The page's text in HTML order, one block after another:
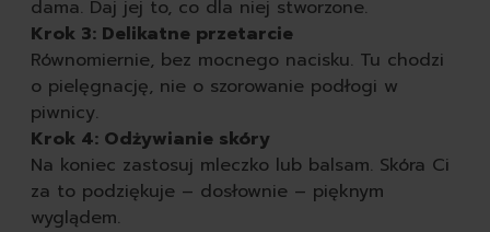
dama. Daj jej to, co dla niej stworzone.
Krok 3: Delikatne przetarcie
Równomiernie, bez mocnego nacisku. Tu chodzi
o pielęgnację, nie o szorowanie podłogi w
piwnicy.
Krok 4: Odżywianie skóry
Na koniec zastosuj mleczko lub balsam. Skóra Ci
za to podziękuje – dosłownie – pięknym
wyglądem.